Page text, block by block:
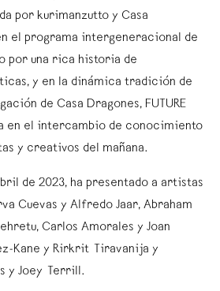
por kurimanzutto y Casa
el programa intergeneracional de
por una rica historia de
y en la dinámica tradición de
de Casa Dragones, FUTURE
en el intercambio de conocimiento
y creativos del mañana.
de 2023, ha presentado a artistas
Cuevas y Alfredo Jaar, Abraham
Carlos Amorales y Joan
Kane y Rirkrit Tiravanija y
y Joey Terrill.